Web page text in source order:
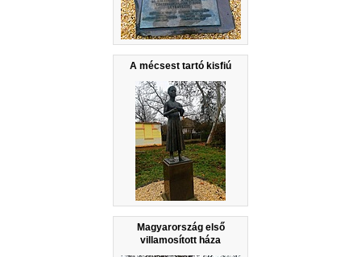
A mécsest tartó kisfiú
Magyarország első
villamosított háza